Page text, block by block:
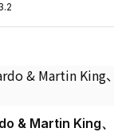
& Martin King